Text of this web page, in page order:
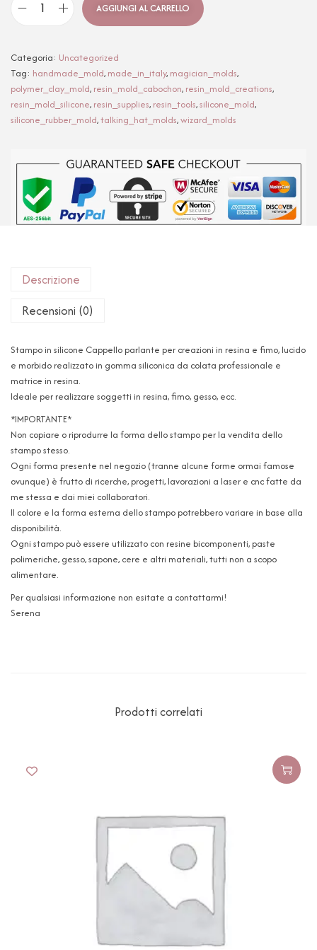
AGGIUNGI AL CARRELLO
Categoria: Uncategorized
Tag: handmade_mold, made_in_italy, magician_molds,
polymer_clay_mold, resin_mold_cabochon, resin_mold_creations,
resin_mold_silicone, resin_supplies, resin_tools,silicone_mold,
silicone_rubber_mold,talking_hat_molds,wizard_molds
Descrizione
Recensioni (0)
Stampo in silicone Cappello parlante per creazioni in resina e fimo, lucido
e morbido realizzato in gomma siliconica da colata professionale e
matrice in resina.
Ideale per realizzare soggetti in resina, fimo, gesso, ecc.
*IMPORTANTE*
Non copiare o riprodurre la forma dello stampo per la vendita dello
stampo stesso.
Ogni forma presente nel negozio (tranne alcune forme ormai famose
ovunque) è frutto di ricerche, progetti, lavorazioni a laser e cnc fatte da
me stessa e dai miei collaboratori.
Il colore e la forma esterna dello stampo potrebbero variare in base alla
disponibilità.
Ogni stampo può essere utilizzato con resine bicomponenti, paste
polimeriche, gesso, sapone, cere e altri materiali, tutti non a scopo
alimentare.
Per qualsiasi informazione non esitate a contattarmi!
Serena
Prodotti correlati